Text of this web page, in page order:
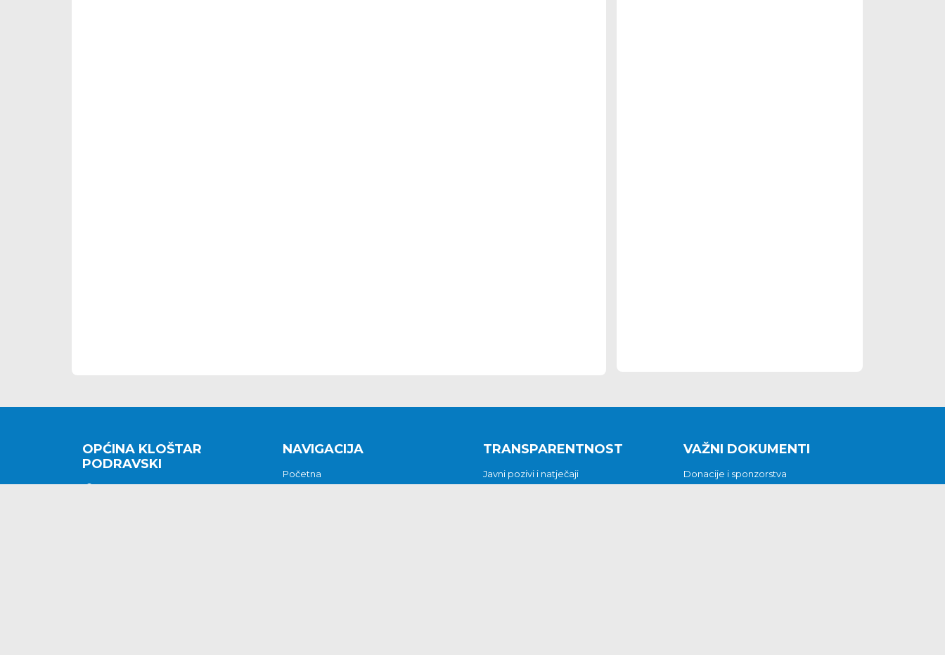
OPĆINA KLOŠTAR
PODRAVSKI
NAVIGACIJA
Početna
TRANSPARENTNOST
Javni pozivi i natječaji
VAŽNI DOKUMENTI
Donacije i sponzorstva